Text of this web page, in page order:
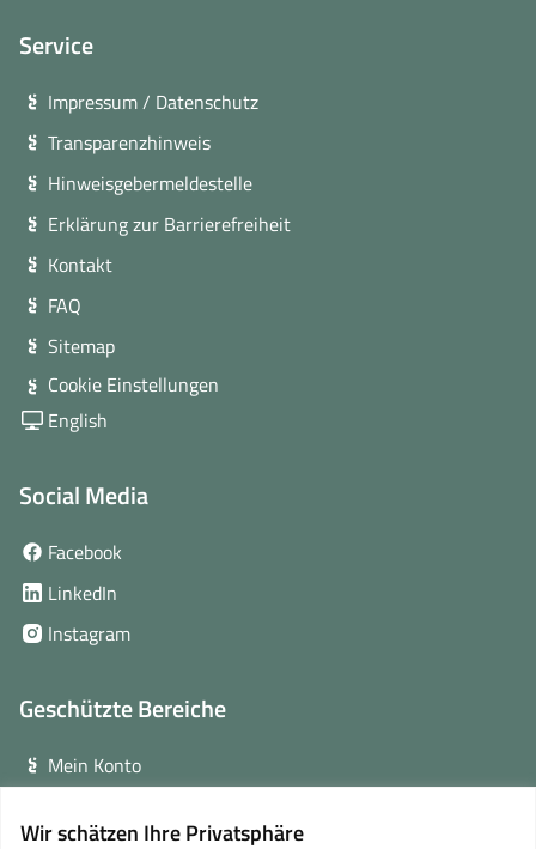
Wir schätzen Ihre Privatsphäre
Service
Impressum / Datenschutz
Transparenzhinweis
Hinweisgebermeldestelle
Erklärung zur Barrierefreiheit
Kontakt
FAQ
Sitemap
Cookie Einstellungen
English
Social Media
Facebook
Fenster)
LinkedIn
neuem
Instagram(öffnet
Fenster)
Geschützte Bereiche
Mein Konto